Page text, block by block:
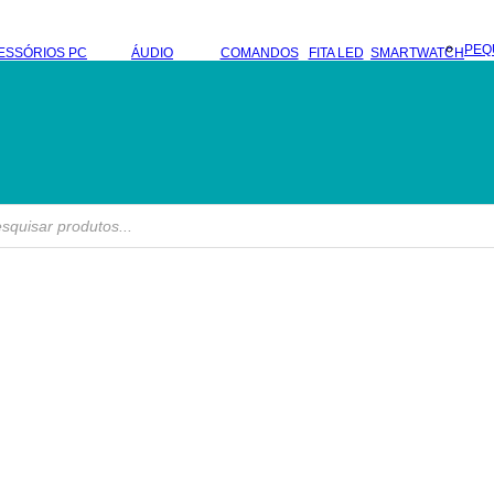
PC ÁUDIO COMANDOS FITA LED SMARTWATCH